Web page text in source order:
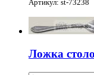
Артикул: st-73238
Ложка